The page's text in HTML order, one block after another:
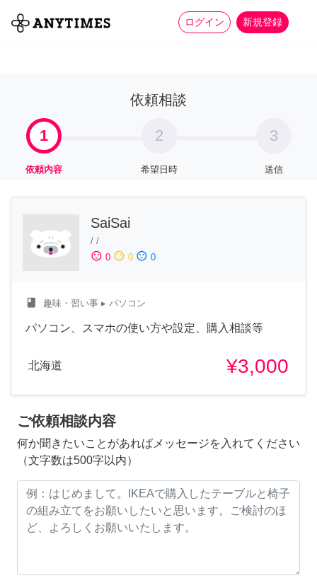
ログイン 新規登録
全て 家事 more_horiz
依頼相談
1
依頼内容
2
希望日時
3
送信
SaiSai
/ /
sentiment_satisfied 0 sentiment_neutral 0 sentiment_dissatisfied 0
class 趣味・習い事 ▸ パソコン
パソコン、スマホの使い方や設定、購入相談等
北海道 ¥3,000
ご依頼相談内容
何か聞きたいことがあればメッセージを入れてください
（文字数は500字以内）